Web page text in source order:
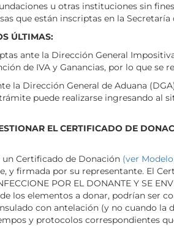
u otras instituciones sin
que están inscriptas en la
ÚLTIMAS:
ante la Dirección General
de IVA y Ganancias, por lo que se
la Dirección General de Aduana
puede realizarse ingresando al
EL CERTIFICADO DE
un Certificado de Donación (ver
y firmada por su representante. El
POR EL DONANTE Y SE
los elementos a donar, podrían ser
con antelación (y no cuando la
y protocolos correspondientes